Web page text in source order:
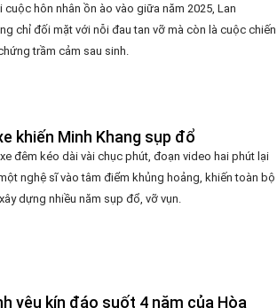
cuộc hôn nhân ồn ào vào giữa năm 2025, Lan
chỉ đối mặt với nỗi đau tan vỡ mà còn là cuộc chiến
trầm cảm sau sinh.
khiến Minh Khang sụp đổ
đêm kéo dài vài chục phút, đoạn video hai phút lại
nghệ sĩ vào tâm điểm khủng hoảng, khiến toàn bộ
dựng nhiều năm sụp đổ, vỡ vụn.
yêu kín đáo suốt 4 năm của Hòa